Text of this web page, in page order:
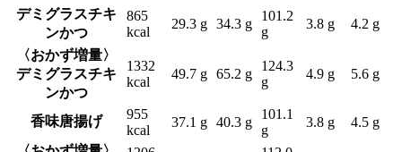
デミグラスチキ
ンかつ
865
kcal
29.3 g 34.3 g
101.2
g
3.8 g 4.2 g
〈おかず増量〉
デミグラスチキ
ンかつ
1332
kcal
49.7 g 65.2 g
124.3
g
4.9 g 5.6 g
香味唐揚げ
955
kcal
37.1 g 40.3 g
101.1
g
3.8 g
4.5 g